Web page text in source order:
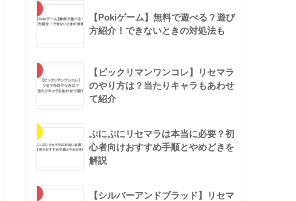
【Pokiゲーム】無料で遊べる？遊び
方紹介！できないときの対処法も
【ビックリマンワンコレ】リセマラ
のやり方は？当たりキャラもあわせ
て紹介
ぷにぷにリセマラは本当に必要？初
心者向けおすすめ手順とやめどきを
解説
【シルバーアンドブラッド】リセマ